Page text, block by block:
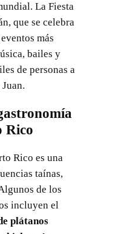
La Fiesta
que se celebra
más
bailes y
de personas a
Rico
Rico es una
taínas,
de los
incluyen el
plátanos